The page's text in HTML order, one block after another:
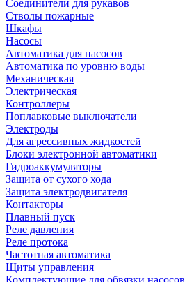
Соединители для рукавов
Стволы пожарные
Шкафы
Насосы
Автоматика для насосов
Автоматика по уровню воды
Механическая
Электрическая
Контроллеры
Поплавковые выключатели
Электроды
Для агрессивных жидкостей
Блоки электронной автоматики
Гидроаккумуляторы
Защита от сухого хода
Защита электродвигателя
Контакторы
Плавный пуск
Реле давления
Реле протока
Частотная автоматика
Щиты управления
Комплектующие для обвязки насосов